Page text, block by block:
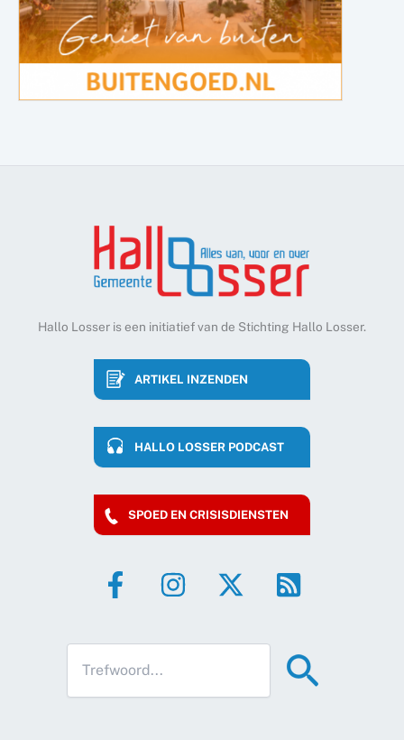
Hallo Losser is een initiatief van de Stichting Hallo Losser.
ARTIKEL INZENDEN
HALLO LOSSER PODCAST
SPOED EN CRISISDIENSTEN